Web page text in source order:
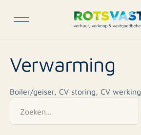
Verwarming
Boiler/geiser, CV storing, CV werking